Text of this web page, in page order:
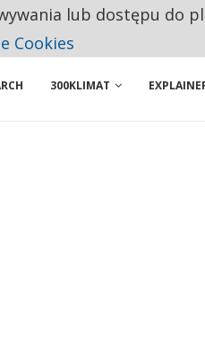
300KLIMAT
lub dostępu do
Cookies